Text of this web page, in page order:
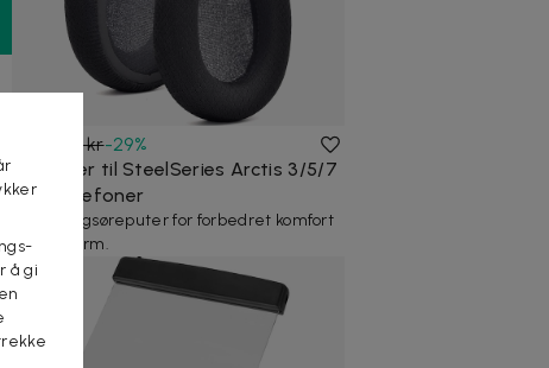
139 kr-29%
Øreputer til SteelSeries Arctis 3/5/7
hodetelefoner
Erstatningsøreputer for forbedret komfort
og passform.
å gi